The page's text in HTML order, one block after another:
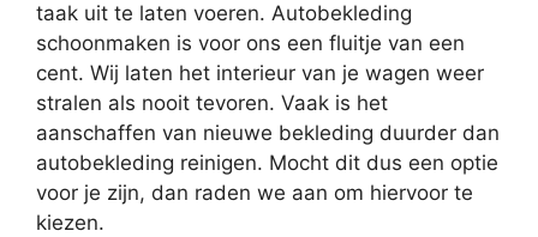
taak uit te laten voeren. Autobekleding
schoonmaken is voor ons een fluitje van een
cent. Wij laten het interieur van je wagen weer
stralen als nooit tevoren. Vaak is het
aanschaffen van nieuwe bekleding duurder dan
autobekleding reinigen. Mocht dit dus een optie
voor je zijn, dan raden we aan om hiervoor te
kiezen.